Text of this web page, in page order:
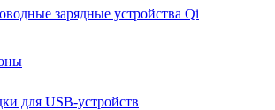
зарядные устройства Qi
для USB-устройств